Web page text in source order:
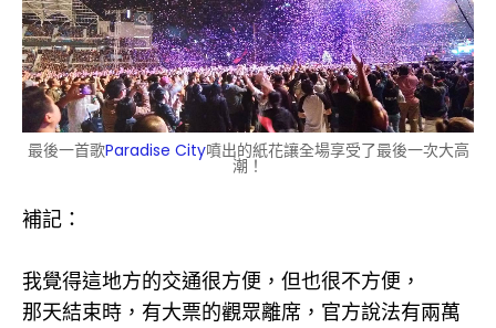
最後一首歌Paradise City噴出的紙花讓全場享受了最後一次大高
潮！
補記：
我覺得這地方的交通很方便，但也很不方便，
那天結束時，有大票的觀眾離席，官方說法有兩萬